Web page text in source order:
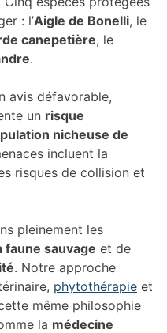
: l’Aigle de Bonelli, le
canepetière, le
.
avis défavorable,
un risque
nicheuse de
incluent la
risques de collision et
pleinement les
sauvage et de
. Notre approche
phytothérapie et
même philosophie
la médecine